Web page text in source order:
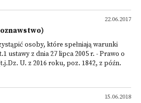
22.06.2017
osoby, które spełniają warunki
ustawy z dnia 27 lipca 2005 r. - Prawo o
U. z 2016 roku, poz. 1842, z późn.
15.06.2018